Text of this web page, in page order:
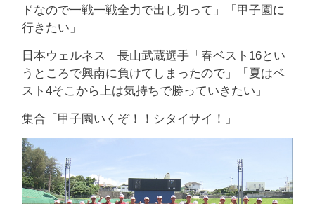
ドなので一戦一戦全力で出し切って」「甲子園に
行きたい」
日本ウェルネス 長山武蔵選手「春ベスト16とい
うところで興南に負けてしまったので」「夏はベ
スト4そこから上は気持ちで勝っていきたい」
集合「甲子園いくぞ！！シタイサイ！」